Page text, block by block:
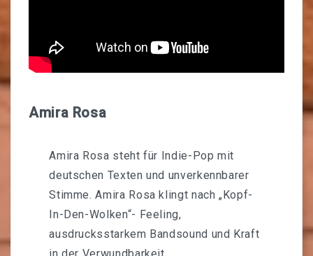
Amira Rosa
Amira Rosa steht für Indie-Pop mit
deutschen Texten und unverkennbarer
Stimme. Amira Rosa klingt nach „Kopf-
In-Den-Wolken“- Feeling,
ausdrucksstarkem Bandsound und Kraft